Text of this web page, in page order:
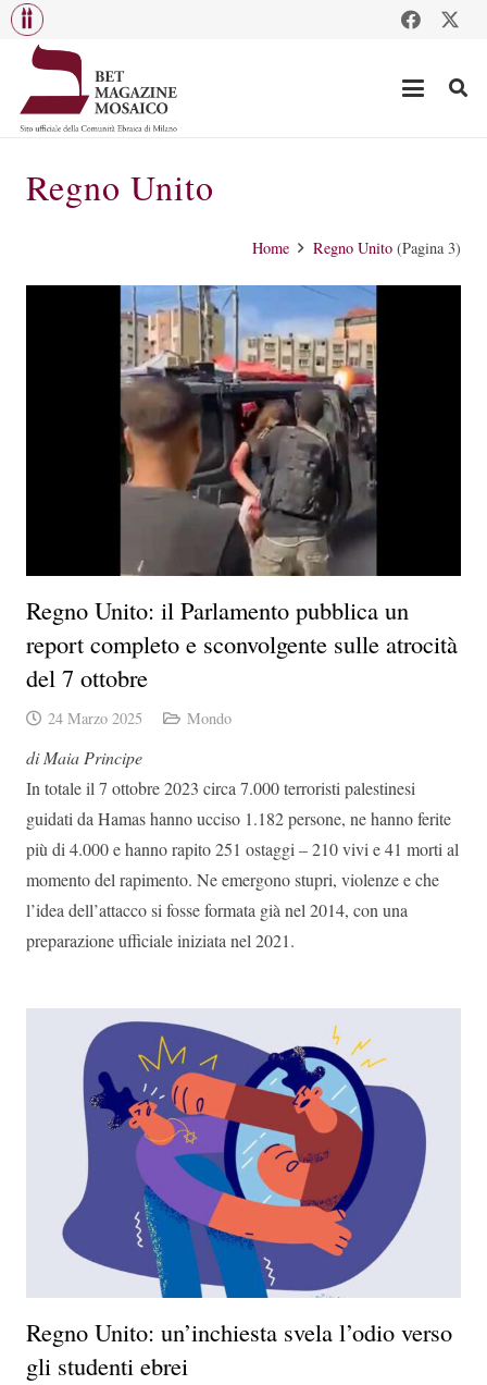
Regno Unito
Home Regno Unito (Pagina 3)
Regno Unito: il Parlamento pubblica un
report completo e sconvolgente sulle atrocità
del 7 ottobre
24 Marzo 2025 Mondo
di Maia Principe
In totale il 7 ottobre 2023 circa 7.000 terroristi palestinesi
guidati da Hamas hanno ucciso 1.182 persone, ne hanno ferite
più di 4.000 e hanno rapito 251 ostaggi – 210 vivi e 41 morti al
momento del rapimento. Ne emergono stupri, violenze e che
l’idea dell’attacco si fosse formata già nel 2014, con una
preparazione ufficiale iniziata nel 2021.
Regno Unito: un’inchiesta svela l’odio verso
gli studenti ebrei